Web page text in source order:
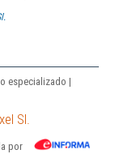
especializado |
Sl.
por